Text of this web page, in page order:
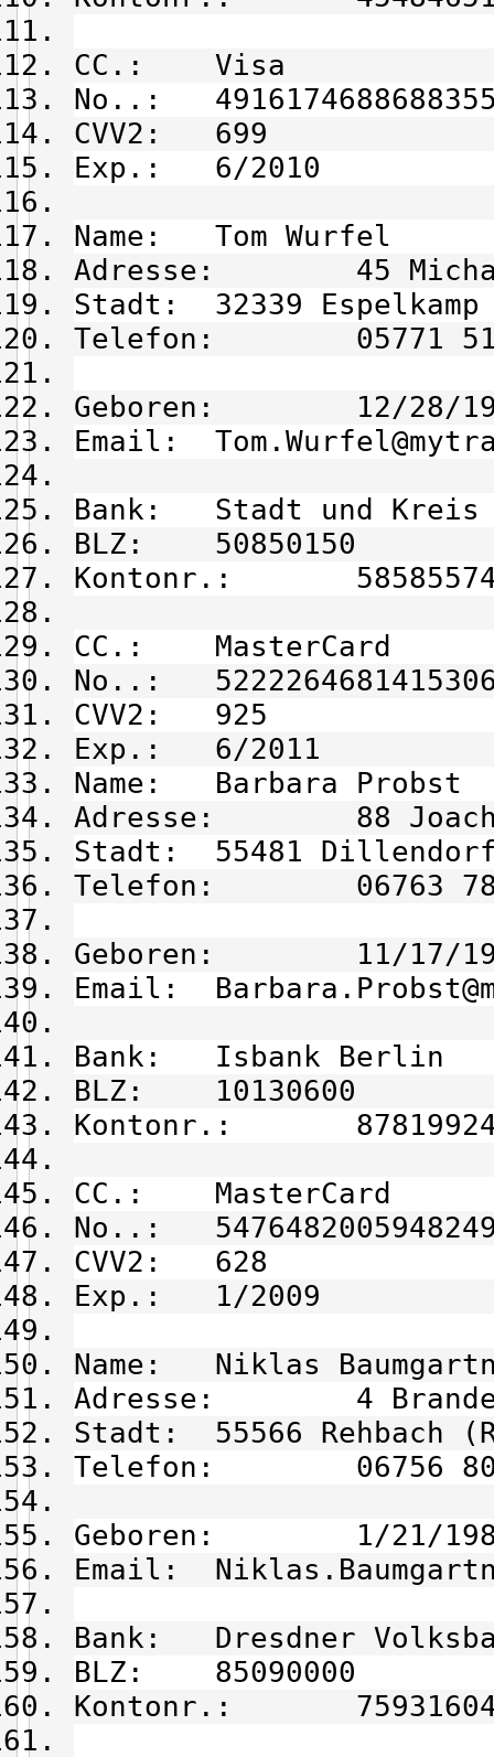
CC.: Visa
No..:
CVV2: 699
Exp.: 6/2010
Name: Tom Wurfel
Adresse: 45
Stadt: 32339 Espelkamp
Telefon: 05771 51
Geboren: 12/28/
Email:
Bank: Stadt und Kreis
BLZ: 50850150
Kontonr.:
CC.: MasterCard
No..:
CVV2: 925
Exp.: 6/2011
Name: Barbara Probst
Adresse: 88
Stadt: 55481
Telefon: 06763 78
Geboren: 11/17/
Email:
Bank: Isbank Berlin
BLZ: 10130600
Kontonr.:
CC.: MasterCard
No..:
CVV2: 628
Exp.: 1/2009
Name: Niklas
Adresse: 4
Stadt: 55566 Rehbach
Telefon: 06756 80
Geboren: 1/21/
Email:
Bank: Dresdner
BLZ: 85090000
Kontonr.: